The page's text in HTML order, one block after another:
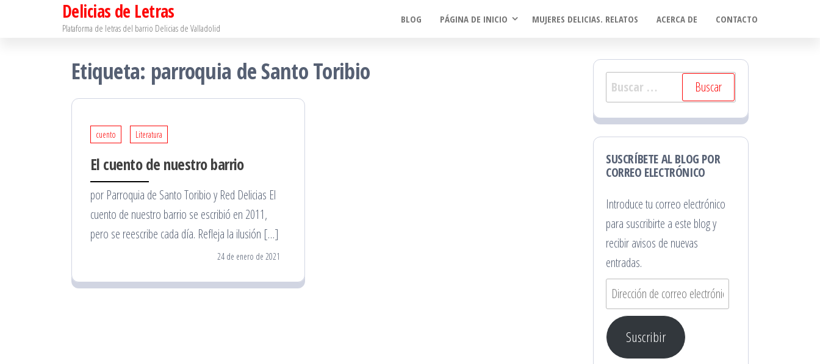
Delicias de Letras
Plataforma de letras del barrio Delicias de Valladolid
BLOG PÁGINA DE INICIO MUJERES DELICIAS. RELATOS ACERCA DE CONTACTO
Etiqueta: parroquia de Santo Toribio
cuento Literatura
El cuento de nuestro barrio
por Parroquia de Santo Toribio y Red Delicias El
cuento de nuestro barrio se escribió en 2011,
pero se reescribe cada día. Refleja la ilusión […]
24 de enero de 2021
Buscar:
SUSCRÍBETE AL BLOG POR
CORREO ELECTRÓNICO
Introduce tu correo electrónico
para suscribirte a este blog y
recibir avisos de nuevas
entradas.
Dirección
de
correo
electrónico
Suscribir